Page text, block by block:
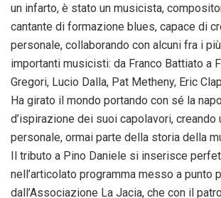
un infarto, è stato un musicista,
cantante di formazione blues, capace di
personale, collaborando con alcuni fra i
importanti musicisti: da Franco Battiato a
Gregori, Lucio Dalla, Pat Metheny, Eric
Ha girato il mondo portando con sé la
d’ispirazione dei suoi capolavori, creando
personale, ormai parte della storia della
Il tributo a Pino Daniele si inserisce
nell’articolato programma messo a punto
dall’Associazione La Jacia, che con il